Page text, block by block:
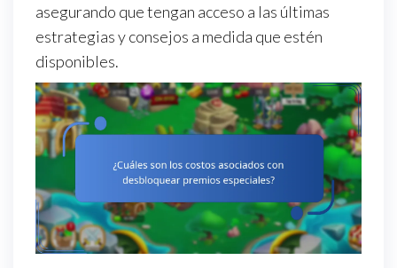
asegurando que tengan acceso a las últimas
estrategias y consejos a medida que estén
disponibles.